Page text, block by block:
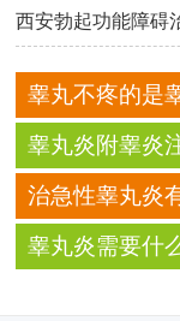
西安勃起功能障碍
睾丸不疼的是
睾丸炎附睾炎
治急性睾丸炎
睾丸炎需要什